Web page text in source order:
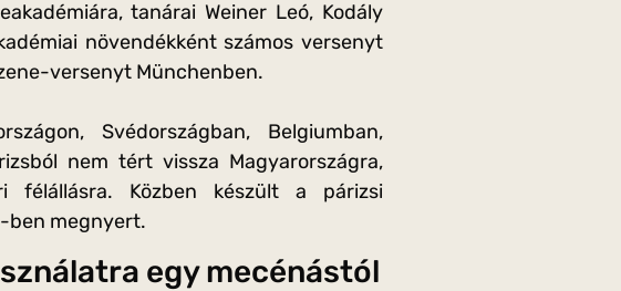
tanárai Weiner Leó, Kodály
növendékként számos versenyt
versenyt Münchenben.
Svédországban, Belgiumban,
nem tért vissza Magyarországra,
félállásra. Közben készült a párizsi
ben megnyert.
egy mecénástól